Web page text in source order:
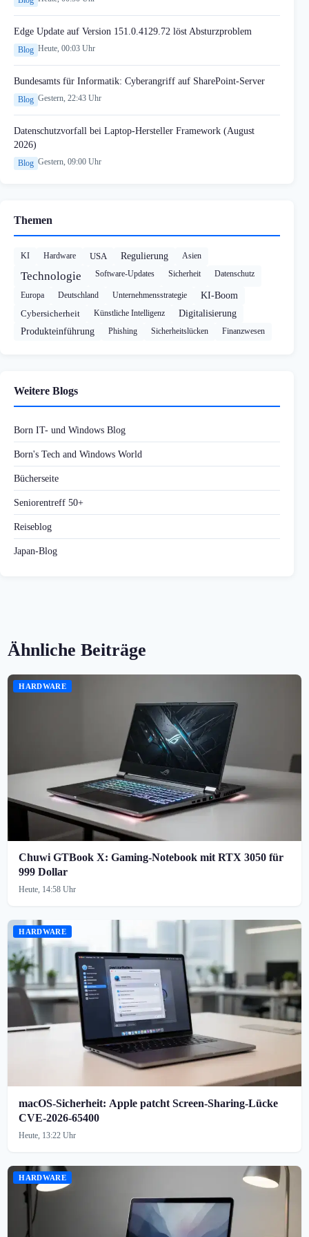
Edge Update auf Version 151.0.4129.72 löst Absturzproblem
Blog Heute, 00:03 Uhr
Bundesamts für Informatik: Cyberangriff auf SharePoint-Server
Blog Gestern, 22:43 Uhr
Datenschutzvorfall bei Laptop-Hersteller Framework (August
2026)
Blog Gestern, 09:00 Uhr
Themen
KI Hardware USA Regulierung Asien
Technologie Software-Updates Sicherheit Datenschutz
Europa Deutschland Unternehmensstrategie
KI-Boom
Cybersicherheit
Künstliche Intelligenz
Digitalisierung
Produkteinführung
Phishing Sicherheitslücken Finanzwesen
Weitere Blogs
Born IT- und Windows Blog
Born's Tech and Windows World
Bücherseite
Seniorentreff 50+
Reiseblog
Japan-Blog
Ähnliche Beiträge
HARDWARE
Chuwi GTBook X: Gaming-Notebook mit RTX 3050 für
999 Dollar
Heute, 14:58 Uhr
HARDWARE
macOS-Sicherheit: Apple patcht Screen-Sharing-Lücke
CVE-2026-65400
Heute, 13:22 Uhr
HARDWARE